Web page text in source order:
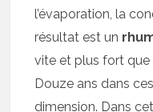
l’évaporation, la
résultat est un
vite et plus fort que
Douze ans dans
dimension. Dans